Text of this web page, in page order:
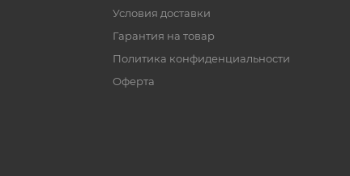
Условия доставки
Гарантия на товар
Политика конфиденциальности
Оферта